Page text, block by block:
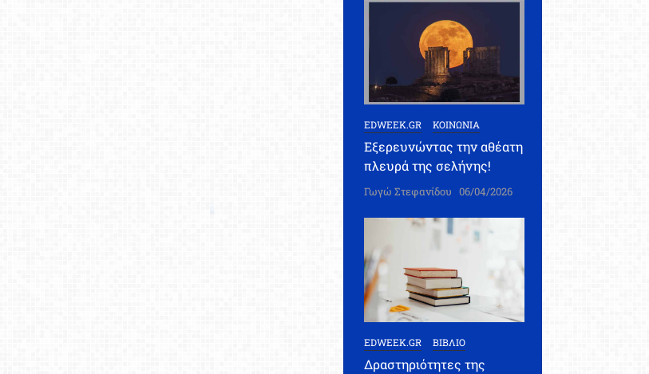
EDWEEK.GR ΚΟΙΝΩΝΙΑ
Εξερευνώντας την αθέατη
πλευρά της σελήνης!
Γωγώ Στεφανίδου 06/04/2026
EDWEEK.GR ΒΙΒΛΙΟ
Δραστηριότητες της